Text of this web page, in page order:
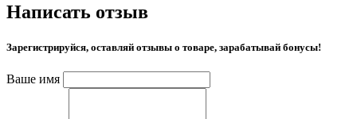
Написать отзыв
Зарегистрируйся, оставляй отзывы о товаре, зарабатывай бонусы!
Ваше имя